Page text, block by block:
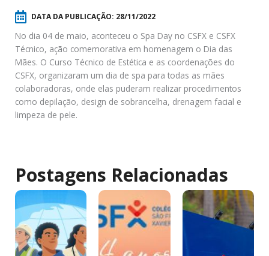
DATA DA PUBLICAÇÃO: 28/11/2022
No dia 04 de maio, aconteceu o Spa Day no CSFX e CSFX
Técnico, ação comemorativa em homenagem o Dia das
Mães. O Curso Técnico de Estética e as coordenações do
CSFX, organizaram um dia de spa para todas as mães
colaboradoras, onde elas puderam realizar procedimentos
como depilação, design de sobrancelha, drenagem facial e
limpeza de pele.
Postagens Relacionadas